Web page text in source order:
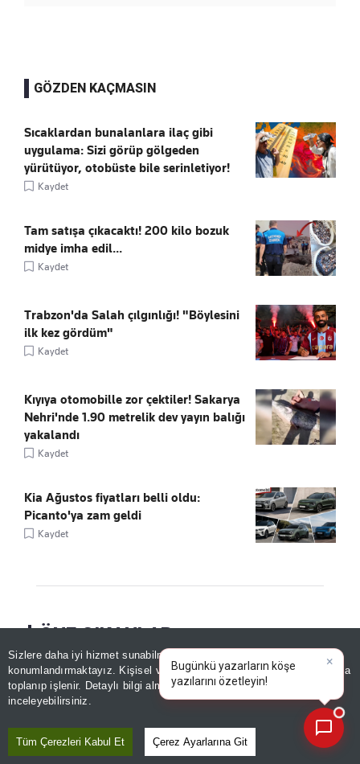
Sizlere daha iyi hizmet sunabilmek adına sitemizde
konumlandırmaktayız. Kişisel verileriniz, KVKK ve GDPR kapsamında
toplanıp işlenir. Detaylı bilgi almak içinAydınlatma Metnimizi
inceleyebilirsiniz.
Tüm Çerezleri Kabul Et Çerez Ayarlarına Git
GÖZDEN KAÇMASIN
Sıcaklardan bunalanlara ilaç gibi
uygulama: Sizi görüp gölgeden
yürütüyor, otobüste bile serinletiyor!
Kaydet
Tam satışa çıkacaktı! 200 kilo bozuk
midye imha edil...
Kaydet
Trabzon'da Salah çılgınlığı! "Böylesini
ilk kez gördüm"
Kaydet
Kıyıya otomobille zor çektiler! Sakarya
Nehri'nde 1.90 metrelik dev yayın balığı
yakalandı
Kaydet
Kia Ağustos fiyatları belli oldu:
Picanto'ya zam geldi
Kaydet
ÖNE ÇIKANLAR
×
Bugünkü yazarların köşe
yazılarını özetleyin!